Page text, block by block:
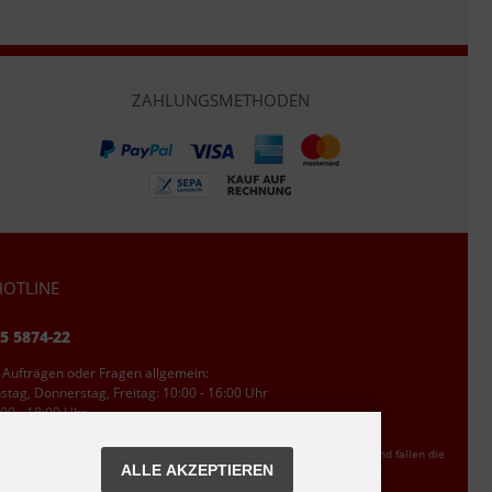
ZAHLUNGSMETHODEN
5874-22
oder Fragen allgemein:
Donnerstag, Freitag: 10:00 - 16:00 Uhr
- 18:00 Uhr
Ortstarif DE, mit Flatratevertrag natürlich kostenlos. Aus dem Ausland fallen die
Auslandsgebühren an. Anrufe aus dem Handynetz können abweichen.
ALLE AKZEPTIEREN